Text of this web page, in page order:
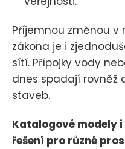
Příjemnou změnou
zákona je i
sítí. Přípojky vody
dnes spadají rovněž
staveb.
Katalogové modely
řešení pro různé